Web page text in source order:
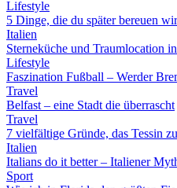
Lifestyle
5 Dinge, die du später bereuen
Italien
Sterneküche und Traumlocation
Lifestyle
Faszination Fußball – Werder
Travel
Belfast – eine Stadt die überrascht
Travel
7 vielfältige Gründe, das Tessin
Italien
Italians do it better – Italiener
Sport